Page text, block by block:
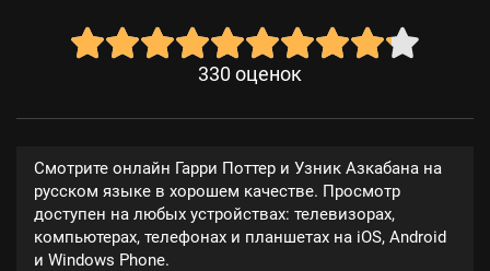
330 оценок
Смотрите онлайн Гарри Поттер и Узник Азкабана на
русском языке в хорошем качестве. Просмотр
доступен на любых устройствах: телевизорах,
компьютерах, телефонах и планшетах на iOS, Android
и Windows Phone.